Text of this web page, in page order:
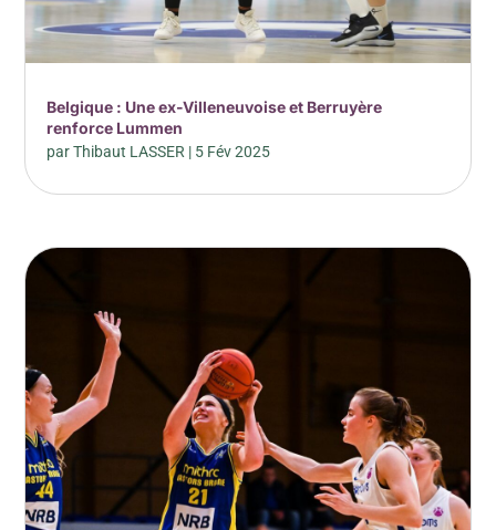
Belgique : Une ex-Villeneuvoise et Berruyère
renforce Lummen
parThibaut LASSER | 5 Fév 2025